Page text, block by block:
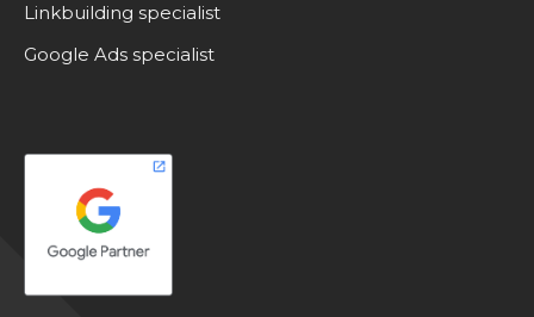
Linkbuilding specialist
Google Ads specialist